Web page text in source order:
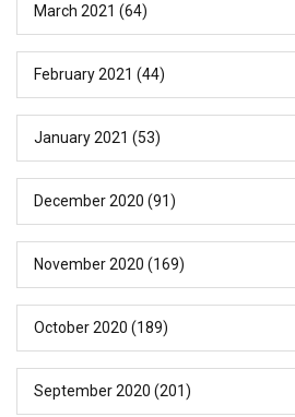
March 2021 (64)
February 2021 (44)
January 2021 (53)
December 2020 (91)
November 2020 (169)
October 2020 (189)
September 2020 (201)